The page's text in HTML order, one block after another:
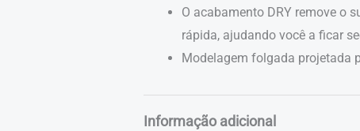
O acabamento DRY remove o
rápida, ajudando você a ficar
Modelagem folgada projetada
Informação adicional